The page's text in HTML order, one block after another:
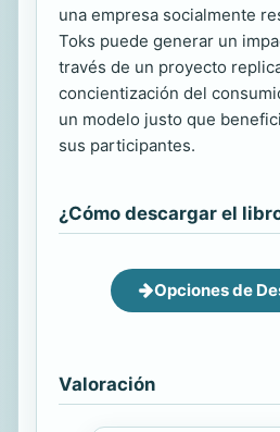
una empresa socialmente
Toks puede generar un
través de un proyecto
concientización del
un modelo justo que
sus participantes.
¿Cómo descargar el
Opciones de
Valoración